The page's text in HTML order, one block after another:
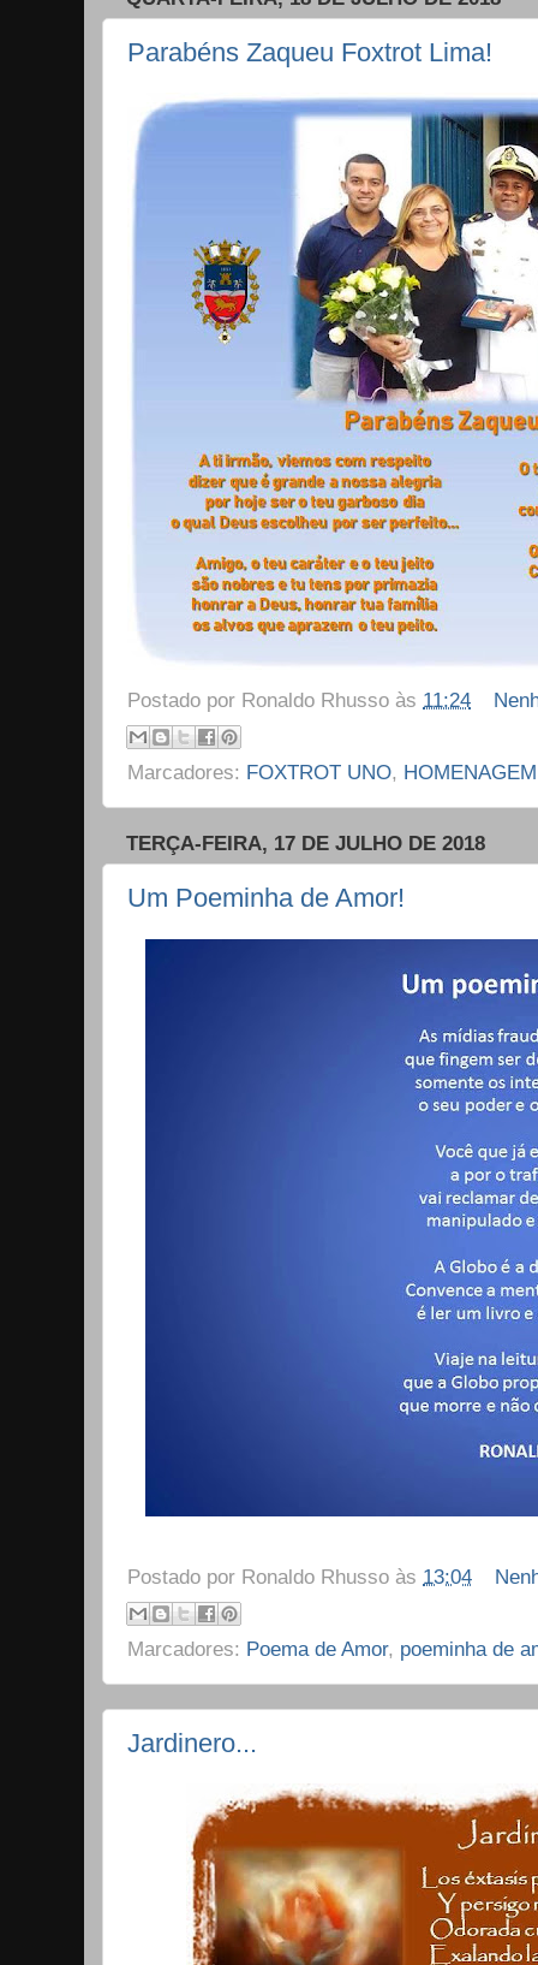
Parabéns Zaqueu Foxtrot Lima!
Postado por Ronaldo Rhusso às 11:24
Marcadores: FOXTROT UNO, HOMENAGEM
TERÇA-FEIRA, 17 DE JULHO DE 2018
Um Poeminha de Amor!
Postado por Ronaldo Rhusso às 13:04
Marcadores: Poema de Amor, poeminha de
Jardinero...